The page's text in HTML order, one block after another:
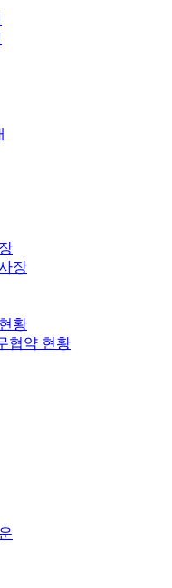
장
황
협약 현황